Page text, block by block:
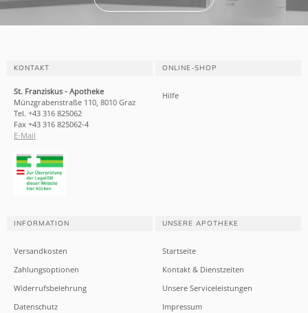
KONTAKT
St. Franziskus - Apotheke
Münzgrabenstraße 110, 8010 Graz
Tel. +43 316 825062
Fax +43 316 825062-4
E-Mail
ONLINE-SHOP
Hilfe
INFORMATION
Versandkosten
Zahlungsoptionen
Widerrufsbelehrung
Datenschutz
UNSERE APOTHEKE
Startseite
Kontakt & Dienstzeiten
Unsere Serviceleistungen
Impressum